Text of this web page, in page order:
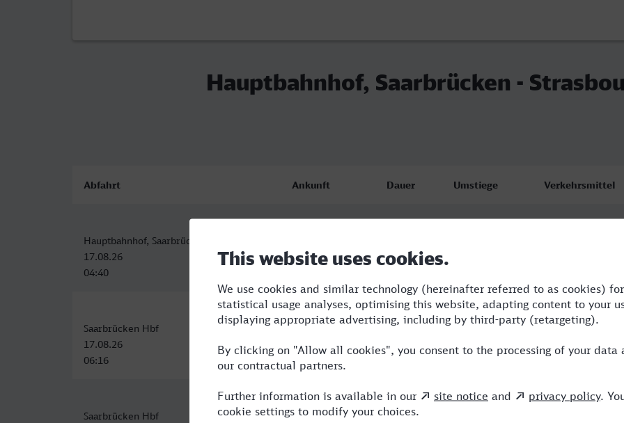
Hauptbahnhof, Saarbrücken -
Abfahrt Ankunft Dauer Umstiege Verkehrsmittel
Hauptbahnhof, Saarbrücken
17.08.26
04:40
17.08.26
Saarbrücken Hbf
17.08.26
06:16
Strasbourg
17.08.26
08:57
2:41 TER,TGV,RE
Saarbrücken Hbf
Strasbourg
2:56